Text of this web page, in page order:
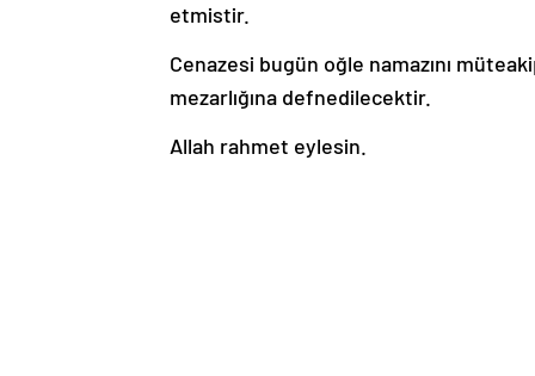
etmistir.
Cenazesi bugün oğle namazını
mezarlığına defnedilecektir.
Allah rahmet eylesin.